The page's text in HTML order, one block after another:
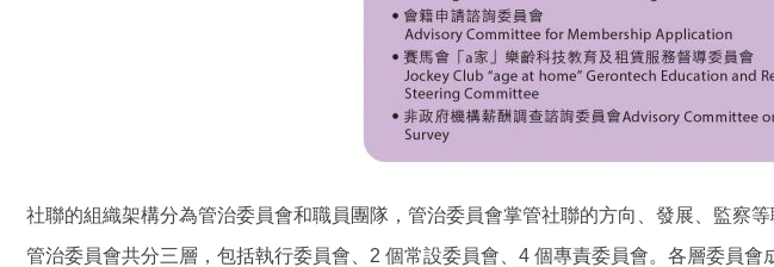
社聯的組織架構分為管治委員會和職員團隊，管治委員會掌管社聯的方向、發展、監察
管治委員會共分三層，包括執行委員會、2 個常設委員會、4 個專責委員會。各層委員